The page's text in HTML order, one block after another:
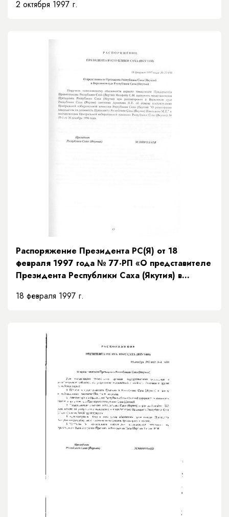
2 октября 1997 г.
Распоряжение Президента РС(Я) от 18
февраля 1997 года № 77-РП «О представителе
Президента Республики Саха (Якутия) в
18 февраля 1997 г.